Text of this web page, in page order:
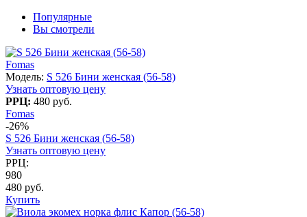
Популярные
Вы смотрели
Fomas
Модель: S 526 Бини женская (56-58)
Узнать оптовую цену
РРЦ: 480 руб.
Fomas
-26%
S 526 Бини женская (56-58)
Узнать оптовую цену
РРЦ:
980
480 руб.
Купить